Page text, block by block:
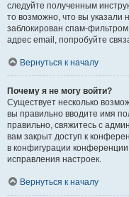
следуйте полученным
то возможно, что вы указали
заблокирован спам-
адрес email, попробуйте
Вернуться к началу
Почему я не могу войти?
Существует несколько
вы правильно вводите имя
правильно, свяжитесь с
вам закрыт доступ к
в конфигурации
исправления настроек.
Вернуться к началу